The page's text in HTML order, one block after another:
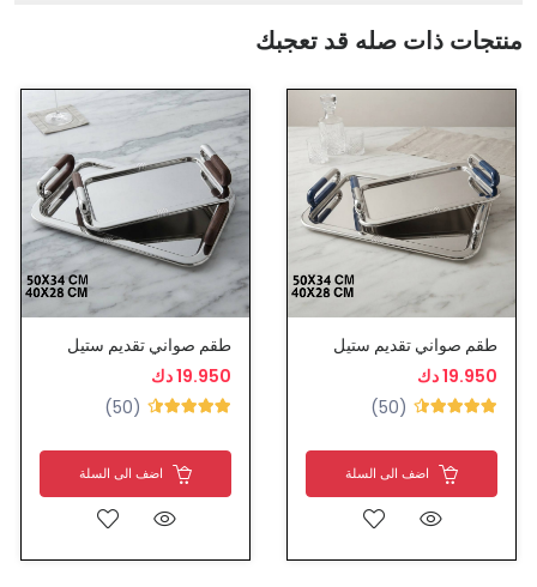
منتجات ذات صله قد تعجبك
طقم صواني تقديم ستيل
19.950 دك
(50)
اضف الى السلة
طقم صواني تقديم ستيل
19.950 دك
(50)
اضف الى السلة